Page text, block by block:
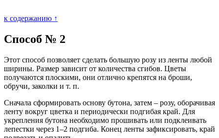
к содержанию ↑
Способ № 2
Этот способ позволяет сделать большую розу из ленты любой
ширины. Размер зависит от количества сгибов. Цветы
получаются плоскими, они отлично крепятся на броши,
обручи, заколки и т. п.
Сначала сформировать основу бутона, затем – розу, оборачивая
ленту вокруг цветка и периодически подгибая край. Для
укрепления бутона необходимо прошивать или подклеивать
лепестки через 1–2 подгиба. Конец ленты зафиксировать, край